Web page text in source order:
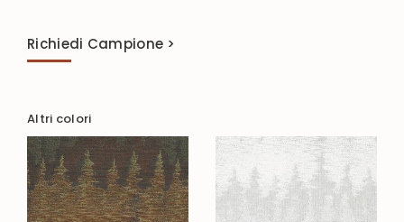
Richiedi Campione >
Altri colori